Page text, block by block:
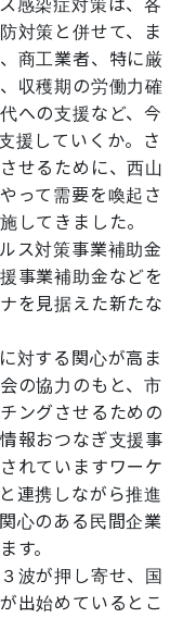
対策と併せて、ま
商工業者、特に厳
収穫期の労働力確
への支援など、今
援していくか。さ
せるために、西山
って需要を喚起さ
してきました。
ス対策事業補助金
事業補助金などを
を見据えた新たな
対する関心が高ま
の協力のもと、市
ングさせるための
報おつなぎ支援事
れていますワーケ
連携しながら推進
心のある民間企業
す。
波が押し寄せ、国
出始めているとこ